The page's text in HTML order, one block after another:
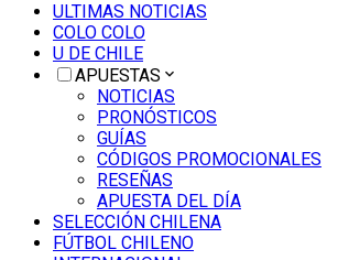
ULTIMAS NOTICIAS
COLO COLO
U DE CHILE
APUESTAS
NOTICIAS
PRONÓSTICOS
GUÍAS
CÓDIGOS PROMOCIONALES
RESEÑAS
APUESTA DEL DÍA
SELECCIÓN CHILENA
FÚTBOL CHILENO